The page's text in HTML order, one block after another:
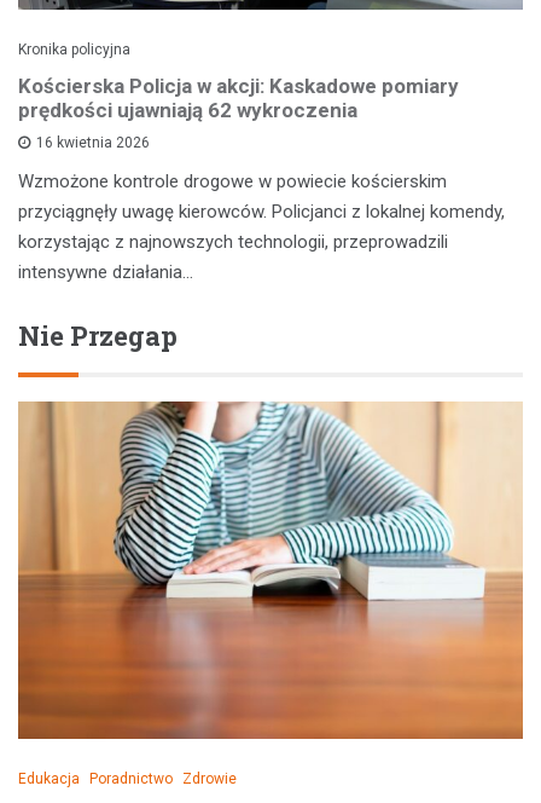
Kronika policyjna
Kościerska Policja w akcji: Kaskadowe pomiary
prędkości ujawniają 62 wykroczenia
16 kwietnia 2026
Wzmożone kontrole drogowe w powiecie kościerskim
przyciągnęły uwagę kierowców. Policjanci z lokalnej komendy,
korzystając z najnowszych technologii, przeprowadzili
intensywne działania…
Nie Przegap
Edukacja Poradnictwo Zdrowie